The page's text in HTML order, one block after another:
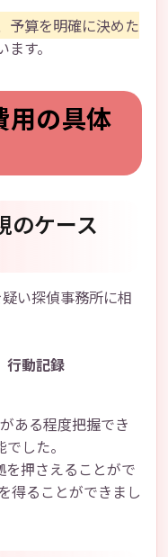
予算を明確に決めた
す。
用の具体
のケース
い探偵事務所に相
行動記録
ある程度把握でき
した。
押さえることがで
を得ることができまし